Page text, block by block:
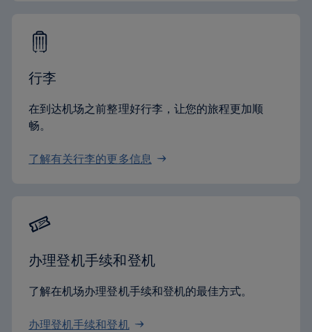
行李
在到达机场之前整理好行李，让您的旅程更加顺
畅。
了解有关行李的更多信息
办理登机手续和登机
了解在机场办理登机手续和登机的最佳方式。
办理登机手续和登机